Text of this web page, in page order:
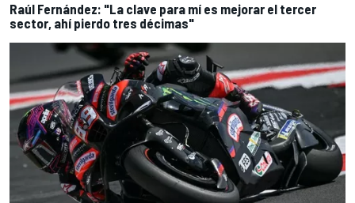
Raúl Fernández: "La clave para mí es mejorar el tercer
sector, ahí pierdo tres décimas"